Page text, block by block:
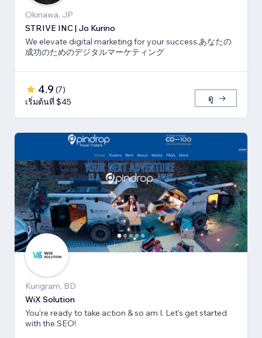
Okinawa, JP
STRIVE INC | Jo Kurino
We elevate digital marketing for your success.あなたの
成功のためのデジタルマーケティング
4.9 (7)
เริ่มต้นที่ $45
ดู
Kurigram, BD
WiX Solution
You're ready to take action & so am I. Let's get started
with the SEO!